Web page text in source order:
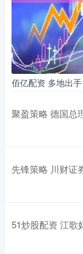
佰亿配资 多地出
聚盈策略 德国总
先锋策略 川财证
51炒股配资 江歌